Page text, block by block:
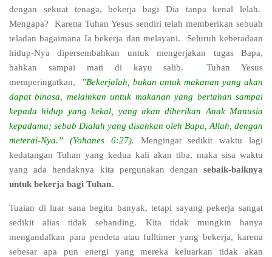
dengan sekuat tenaga, bekerja bagi Dia tanpa kenal lelah.
Mengapa? Karena Tuhan Yesus sendiri telah memberikan sebuah
teladan bagaimana Ia bekerja dan melayani. Seluruh keberadaan
hidup-Nya dipersembahkan untuk mengerjakan tugas Bapa,
bahkan sampai mati di kayu salib. Tuhan Yesus
memperingatkan,
”Bekerjalah, bukan untuk makanan yang akan
dapat binasa, melainkan untuk makanan yang bertahan sampai
kepada hidup yang kekal, yang akan diberikan Anak Manusia
kepadamu; sebab Dialah yang disahkan oleh Bapa, Allah, dengan
meterai-Nya.” (Yohanes 6:27). Mengingat sedikit waktu lagi
kedatangan Tuhan yang kedua kali akan tiba, maka sisa waktu
yang ada hendaknya kita pergunakan dengan sebaik-baiknya
untuk bekerja bagi Tuhan.
Tuaian di luar sana begitu banyak, tetapi sayang pekerja sangat
sedikit alias tidak sebanding. Kita tidak mungkin hanya
mengandalkan para pendeta atau fulltimer yang bekerja, karena
sebesar apa pun energi yang mereka keluarkan tidak akan